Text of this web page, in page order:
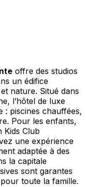
offre des studios
un édifice
nature. Situé dans
l’hôtel de luxe
: piscines chauffées,
Pour les enfants,
Kids Club
une expérience
adaptée à des
la capitale
sont garantes
toute la famille.